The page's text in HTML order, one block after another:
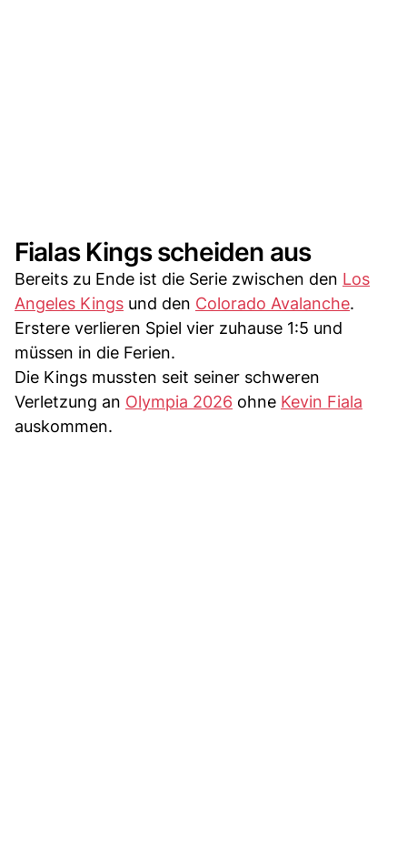
Fialas Kings scheiden aus
Bereits zu Ende ist die Serie zwischen den Los
Angeles Kings und den Colorado Avalanche.
Erstere verlieren Spiel vier zuhause 1:5 und
müssen in die Ferien.
Die Kings mussten seit seiner schweren
Verletzung an Olympia 2026 ohne Kevin Fiala
auskommen.